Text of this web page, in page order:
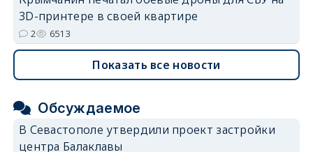
3D-принтере в своей квартире
2 6513
Показать все новости
Обсуждаемое
В Севастополе утвердили проект застройки
центра Балаклавы